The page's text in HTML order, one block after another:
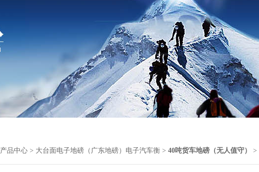
产品中心 > 大台面电子地磅（广东地磅）电子汽车衡 > 40吨货车地磅（无人值守） >